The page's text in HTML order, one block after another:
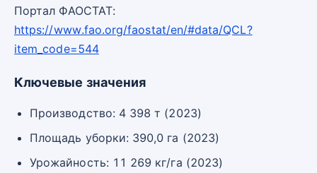
Портал ФАОСТАТ:
https://www.fao.org/faostat/en/#data/QCL?
item_code=544
Ключевые значения
Производство: 4 398 т (2023)
Площадь уборки: 390,0 га (2023)
Урожайность: 11 269 кг/га (2023)